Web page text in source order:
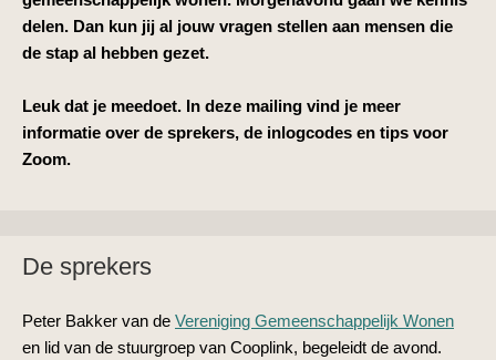
delen. Dan kun jij al jouw vragen stellen aan mensen die
de stap al hebben gezet.
Leuk dat je meedoet. In deze mailing vind je meer
informatie over de sprekers, de inlogcodes en tips voor
Zoom.
De sprekers
Peter Bakker van de Vereniging Gemeenschappelijk Wonen
en lid van de stuurgroep van Cooplink, begeleidt de avond.